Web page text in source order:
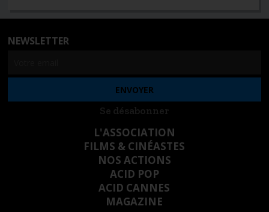
NEWSLETTER
Se désabonner
L'ASSOCIATION
FILMS & CINÉASTES
NOS ACTIONS
ACID POP
ACID CANNES
MAGAZINE